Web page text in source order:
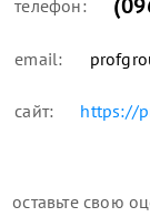
телефон:
email:
сайт: https://
оставьте свою